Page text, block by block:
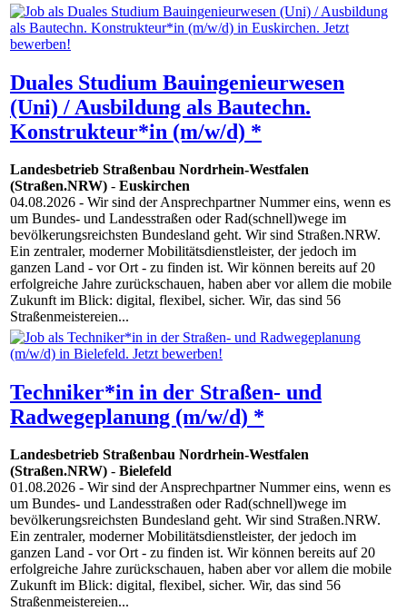
Duales Studium Bauingenieurwesen
(Uni) / Ausbildung als Bautechn.
Konstrukteur*in (m/w/d) *
Landesbetrieb Straßenbau Nordrhein-Westfalen
(Straßen.NRW) - Euskirchen
04.08.2026 - Wir sind der Ansprechpartner Nummer eins, wenn es
um Bundes- und Landesstraßen oder Rad(schnell)wege im
bevölkerungsreichsten Bundesland geht. Wir sind Straßen.NRW.
Ein zentraler, moderner Mobilitätsdienstleister, der jedoch im
ganzen Land - vor Ort - zu finden ist. Wir können bereits auf 20
erfolgreiche Jahre zurückschauen, haben aber vor allem die mobile
Zukunft im Blick: digital, flexibel, sicher. Wir, das sind 56
Straßenmeistereien...
Techniker*in in der Straßen- und
Radwegeplanung (m/w/d) *
Landesbetrieb Straßenbau Nordrhein-Westfalen
(Straßen.NRW) - Bielefeld
01.08.2026 - Wir sind der Ansprechpartner Nummer eins, wenn es
um Bundes- und Landesstraßen oder Rad(schnell)wege im
bevölkerungsreichsten Bundesland geht. Wir sind Straßen.NRW.
Ein zentraler, moderner Mobilitätsdienstleister, der jedoch im
ganzen Land - vor Ort - zu finden ist. Wir können bereits auf 20
erfolgreiche Jahre zurückschauen, haben aber vor allem die mobile
Zukunft im Blick: digital, flexibel, sicher. Wir, das sind 56
Straßenmeistereien...